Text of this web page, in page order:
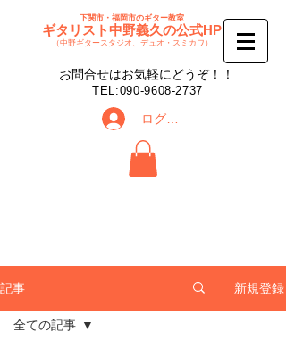
下関市・福岡市のギター教室
ギタリスト中野義久の公式HP
（中野ギタースタジオ、デュオ・スミカワ）
​お問合せはお気軽にどうぞ！！
​TEL:090-9608-2737
ログイン
記事 新規登録
全ての記事